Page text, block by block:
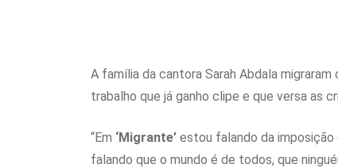
A família da cantora Sarah Abdala
trabalho que já ganho clipe e que versa as
“Em ‘Migrante’ estou falando da
falando que o mundo é de todos, que